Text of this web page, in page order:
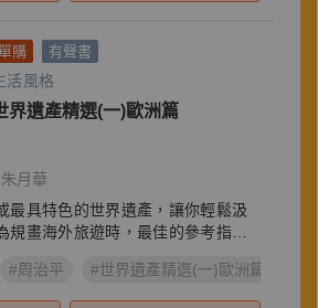
購 有聲書
活風格
界遺產精選(一)歐洲篇
朱月華
最具特色的世界遺產，讓你輕鬆汲
規畫海外旅遊時，最佳的參考指
#周治平 #世界遺產精選(一)歐洲篇